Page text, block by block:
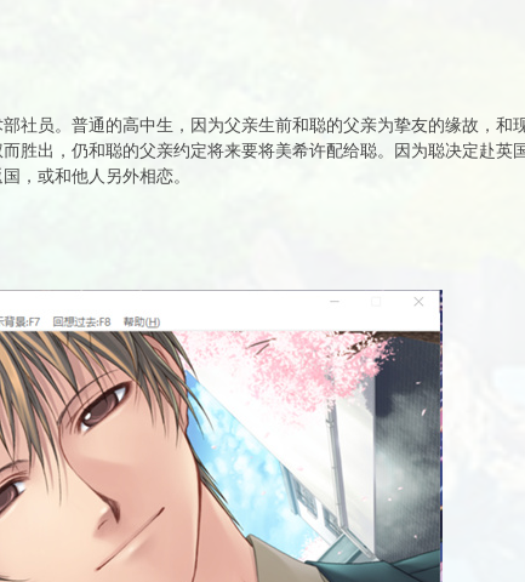
社员。普通的高中生，因为父亲生前和聪的父亲为挚友的缘故，和
胜出，仍和聪的父亲约定将来要将美希许配给聪。因为聪决定赴英
，或和他人另外相恋。